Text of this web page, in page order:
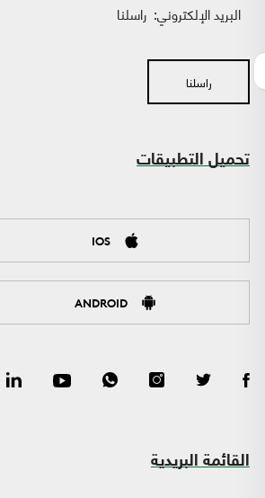
البريد الإلكتروني: راسلنا
راسلنا
تحميل التطبيقات
IOS
ANDROID
القائمة البريدية